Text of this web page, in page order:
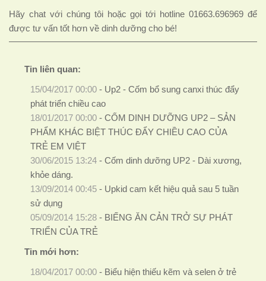
Hãy chat với chúng tôi hoặc gọi tới hotline 01663.696969 để
được tư vấn tốt hơn về dinh dưỡng cho bé!
Tin liên quan:
15/04/2017 00:00- Up2 - Cốm bổ sung canxi thúc đẩy
phát triển chiều cao
18/01/2017 00:00- CỐM DINH DƯỠNG UP2 – SẢN
PHẨM KHÁC BIỆT THÚC ĐẨY CHIỀU CAO CỦA
TRẺ EM VIỆT
30/06/2015 13:24- Cốm dinh dưỡng UP2 - Dài xương,
khỏe dáng.
13/09/2014 00:45- Upkid cam kết hiệu quả sau 5 tuần
sử dụng
05/09/2014 15:28- BIẾNG ĂN CẢN TRỞ SỰ PHÁT
TRIỂN CỦA TRẺ
Tin mới hơn:
18/04/2017 00:00- Biểu hiện thiếu kẽm và selen ở trẻ